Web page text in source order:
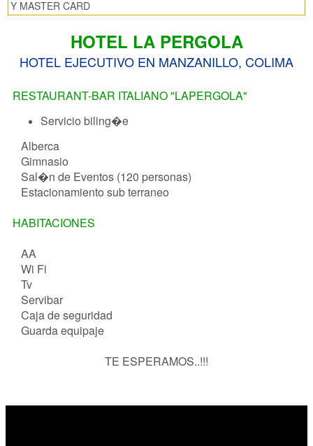
Y MASTER CARD
HOTEL LA PERGOLA
HOTEL EJECUTIVO EN MANZANILLO, COLIMA
RESTAURANT-BAR ITALIANO "LAPERGOLA"
Servicio biling�e
Alberca
Gimnasio
Sal�n de Eventos (120 personas)
Estacionamiento sub terraneo
HABITACIONES
AA
Wi Fi
Tv
Servibar
Caja de seguridad
Guarda equipaje
TE ESPERAMOS..!!!